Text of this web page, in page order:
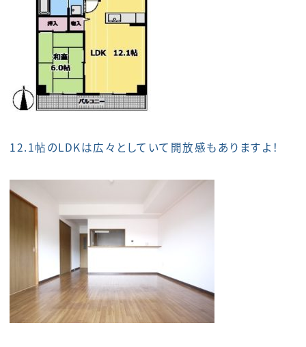
12.1帖のLDKは広々としていて開放感もありますよ！